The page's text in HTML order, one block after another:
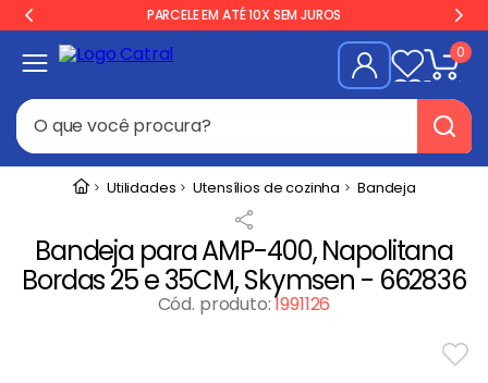
PARCELE EM ATÉ 10X SEM JUROS
0
O que você procura?
Utilidades Utensílios de cozinha Bandeja
Bandeja para AMP-400, Napolitana
Bordas 25 e 35CM, Skymsen - 662836
Cód. produto:1991126
Termos mais buscados
2º Geladeira
3 º Balança